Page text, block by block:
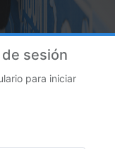
sesión
para iniciar